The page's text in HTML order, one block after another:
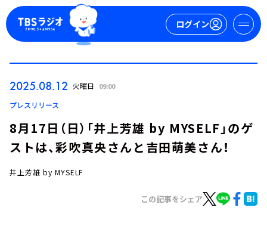
ログイン
2025.08.12 火曜日 09:00
プレスリリース
8月17日（日）「井上芳雄 by MYSELF」のゲ
ストは、彩吹真央さんと吉田萌美さん！
井上芳雄 by MYSELF
この記事をシェア